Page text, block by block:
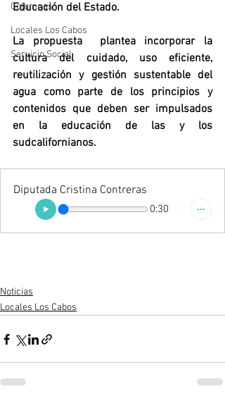
Columnas
Locales Los Cabos
Servicio Social
Educación del Estado.
La propuesta  plantea incorporar la
cultura del cuidado, uso eficiente,
reutilización y gestión sustentable del
agua como parte de los principios y
contenidos que deben ser impulsados
en la educación de las y los
sudcalifornianos.
Diputada Cristina Contreras
0:30
Noticias
Locales Los Cabos